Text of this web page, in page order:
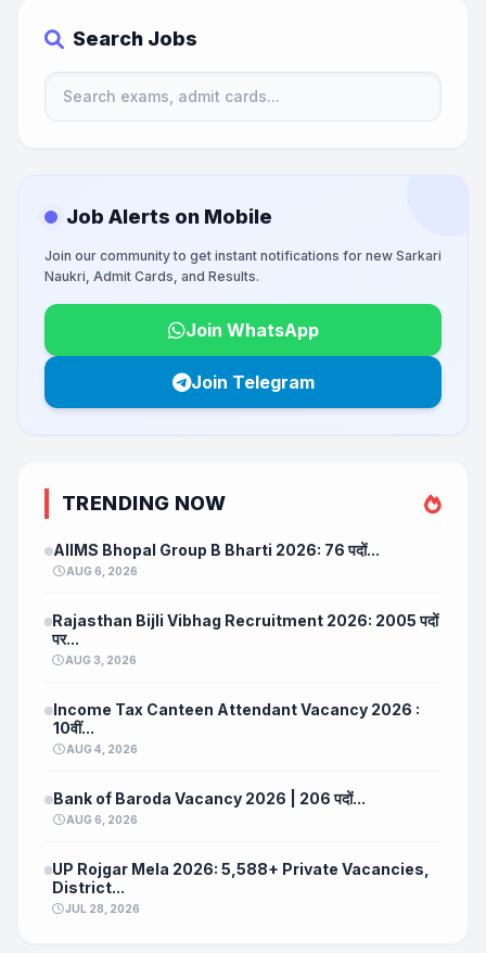
Search Jobs
Job Alerts on Mobile
Join our community to get instant notifications for new Sarkari
Naukri, Admit Cards, and Results.
Join WhatsApp
Join Telegram
TRENDING NOW
AIIMS Bhopal Group B Bharti 2026: 76 पदों...
AUG 6, 2026
Rajasthan Bijli Vibhag Recruitment 2026: 2005 पदों
पर...
AUG 3, 2026
Income Tax Canteen Attendant Vacancy 2026 :
10वीं...
AUG 4, 2026
Bank of Baroda Vacancy 2026 | 206 पदों...
AUG 6, 2026
UP Rojgar Mela 2026: 5,588+ Private Vacancies,
District...
JUL 28, 2026